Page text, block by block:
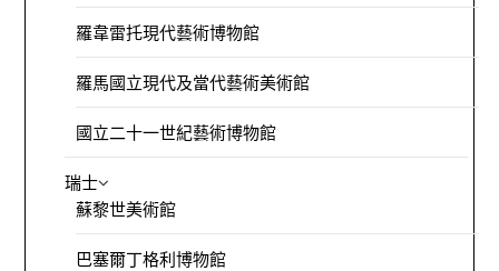
羅韋雷托現代藝術博物館
羅馬國立現代及當代藝術美術館
國立二十一世紀藝術博物館
瑞士
蘇黎世美術館
巴塞爾丁格利博物館